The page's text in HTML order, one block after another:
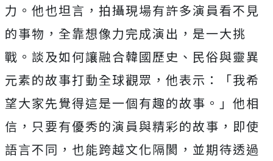
力。他也坦言， 拍攝現場有許多演員看不見
的事物，全靠想像力完成演出， 是一大挑
戰。談及如何讓融合韓國歷史、 民俗與靈異
元素的故事打動全球觀眾，他表示：「我希
望大家先覺得這是一個有趣的故事。」他相
信， 只要有優秀的演員與精彩的故事，即使
語言不同， 也能跨越文化隔閡，並期待透過